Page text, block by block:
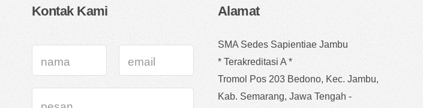
Kontak Kami Alamat
SMA Sedes Sapientiae Jambu
* Terakreditasi A *
Tromol Pos 203 Bedono, Kec. Jambu,
Kab. Semarang, Jawa Tengah -